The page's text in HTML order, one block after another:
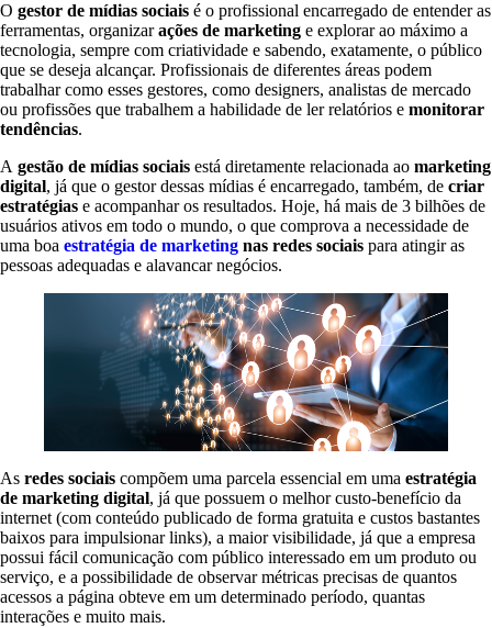
O gestor de mídias sociais é o profissional encarregado de entender as
ferramentas, organizarações de marketing e explorar ao máximo a
tecnologia, sempre com criatividade e sabendo, exatamente, o público
que se deseja alcançar. Profissionais de diferentes áreas podem
trabalhar como esses gestores, como designers, analistas de mercado
ou profissões que trabalhem a habilidade de ler relatórios e monitorar
tendências.
A gestão de mídias sociais está diretamente relacionada ao marketing
digital, já que o gestor dessas mídias é encarregado, também, de criar
estratégias e acompanhar os resultados. Hoje, há mais de 3 bilhões de
usuários ativos em todo o mundo, o que comprova a necessidade de
uma boa estratégia de marketing nas redes sociais para atingir as
pessoas adequadas e alavancar negócios.
As redes sociais compõem uma parcela essencial em uma estratégia
de marketing digital, já que possuem o melhor custo-benefício da
internet (com conteúdo publicado de forma gratuita e custos bastantes
baixos para impulsionar links), a maior visibilidade, já que a empresa
possui fácil comunicação com público interessado em um produto ou
serviço, e a possibilidade de observar métricas precisas de quantos
acessos a página obteve em um determinado período, quantas
interações e muito mais.